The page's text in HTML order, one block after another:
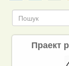
Праект